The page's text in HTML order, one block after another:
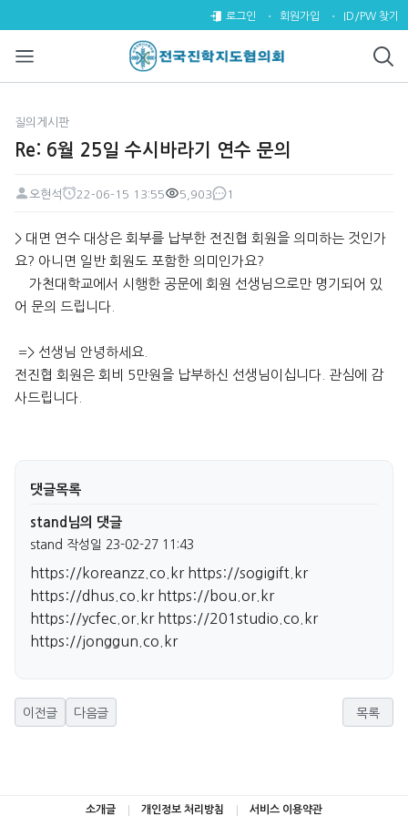
Re: 6월 25일 수시바라기 연수
로그인 회원가입 ID/PW 찾기
질의게시판
Re: 6월 25일 수시바라기 연수 문의
페이지 정보
오현석
22-06-15 13:55
5,903
댓글
1
본문
> 대면 연수 대상은 회부를 납부한 전진협 회원을 의미하는 것인가
요? 아니면 일반 회원도 포함한 의미인가요?
가천대학교에서 시행한 공문에 회원 선생님으로만 명기되어 있
어 문의 드립니다.
=> 선생님 안녕하세요.
전진협 회원은 회비 5만원을 납부하신 선생님이십니다. 관심에 감
사드립니다.
댓글목록
stand님의 댓글
stand 작성일 23-02-27 11:43
https://koreanzz.co.kr https://sogigift.kr
https://dhus.co.kr https://bou.or.kr
https://ycfec.or.kr https://201studio.co.kr
https://jonggun.co.kr
이전글 다음글 목록
소개글 개인정보 처리방침 서비스 이용약관